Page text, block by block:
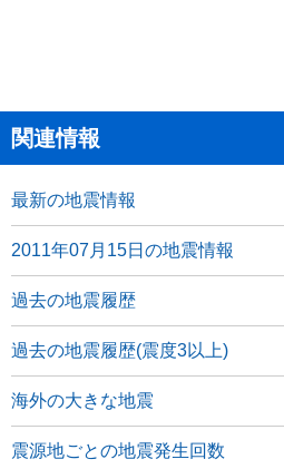
関連情報
最新の地震情報
2011年07月15日の地震情報
過去の地震履歴
過去の地震履歴(震度3以上)
海外の大きな地震
震源地ごとの地震発生回数